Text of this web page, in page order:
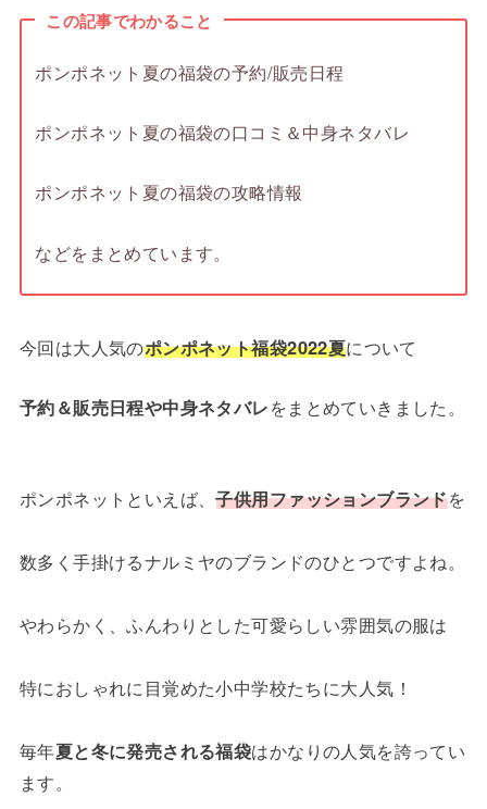
この記事でわかること
ポンポネット夏の福袋の予約/販売日程
ポンポネット夏の福袋の口コミ＆中身ネタバレ
ポンポネット夏の福袋の攻略情報
などをまとめています。
今回は大人気のポンポネット福袋2022夏について
予約＆販売日程や中身ネタバレをまとめていきました。
ポンポネットといえば、子供用ファッションブランドを
数多く手掛けるナルミヤのブランドのひとつですよね。
やわらかく、ふんわりとした可愛らしい雰囲気の服は
特におしゃれに目覚めた小中学校たちに大人気！
毎年夏と冬に発売される福袋はかなりの人気を誇ってい
ます。